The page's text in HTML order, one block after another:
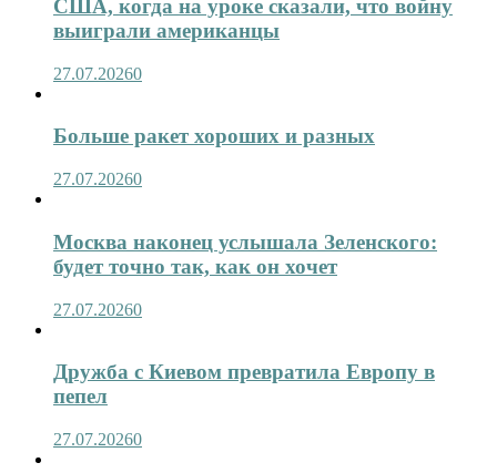
США, когда на уроке сказали, что войну
выиграли американцы
27.07.20260
Больше ракет хороших и разных
27.07.20260
Москва наконец услышала Зеленского:
будет точно так, как он хочет
27.07.20260
Дружба с Киевом превратила Европу в
пепел
27.07.20260